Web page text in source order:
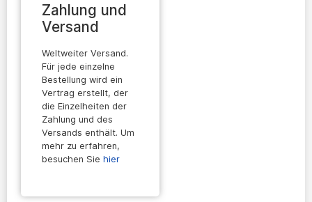
Zahlung und
Versand
Weltweiter Versand.
Für jede einzelne
Bestellung wird ein
Vertrag erstellt, der
die Einzelheiten der
Zahlung und des
Versands enthält. Um
mehr zu erfahren,
besuchen Sie hier